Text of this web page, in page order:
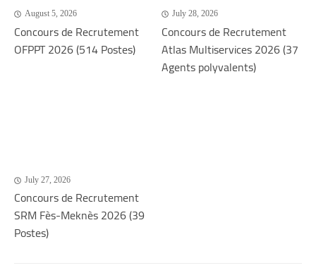
August 5, 2026
Concours de Recrutement
OFPPT 2026 (514 Postes)
July 28, 2026
Concours de Recrutement
Atlas Multiservices 2026 (37
Agents polyvalents)
July 27, 2026
Concours de Recrutement
SRM Fès-Meknès 2026 (39
Postes)